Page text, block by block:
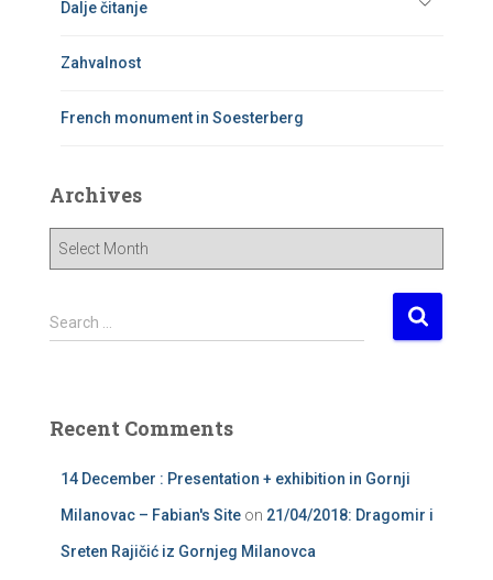
Dalje čitanje
Zahvalnost
French monument in Soesterberg
Archives
S
e
h
Search …
Recent Comments
14 December : Presentation + exhibition in Gornji
Milanovac – Fabian's Site on 21/04/2018: Dragomir i
Sreten Rajičić iz Gornjeg Milanovca